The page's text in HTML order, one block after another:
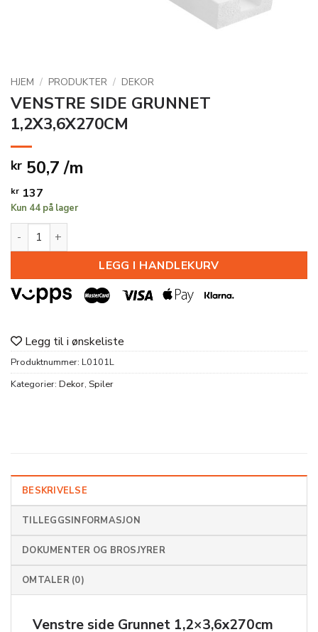
HJEM / PRODUKTER / DEKOR
VENSTRE SIDE GRUNNET
1,2X3,6X270CM
kr 50,7 /m
kr 137
Kun 44 på lager
VENSTRE SIDE GRUNNET 1,2X3,6X270CM antall
LEGG I HANDLEKURV
Legg til i ønskeliste
Produktnummer: L0101L
Kategorier: Dekor, Spiler
BESKRIVELSE
TILLEGGSINFORMASJON
DOKUMENTER OG BROSJYRER
OMTALER (0)
Venstre side Grunnet 1,2×3,6x270cm